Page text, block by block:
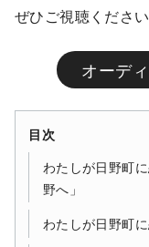
ぜひご視聴ください
オーデ
目次
わたしが日野町
野へ」
わたしが日野町